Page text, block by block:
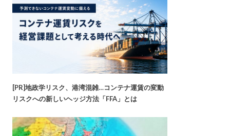
[PR]地政学リスク、港湾混雑…コンテナ運賃の変動
リスクへの新しいヘッジ方法「FFA」とは